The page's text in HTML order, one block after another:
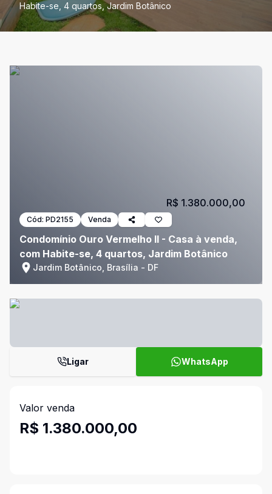
Habite-se, 4 quartos, Jardim Botânico
Cód: PD2155 Venda
Condomínio Ouro Vermelho II - Casa à venda,
com Habite-se, 4 quartos, Jardim Botânico
Jardim Botânico, Brasília - DF
R$ 1.380.000,00
Ligar WhatsApp
Valor venda
R$ 1.380.000,00